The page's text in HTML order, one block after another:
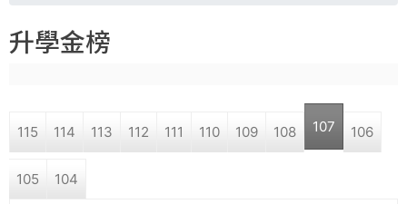
高
學
o
a
r
升學金榜
115 114 113 112 111 110 109 108 107 106
105 104